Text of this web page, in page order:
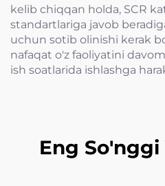
kelib chiqqan holda, SCR
standartlariga javob
uchun sotib olinishi kerak
nafaqat o'z faoliyatini
ish soatlarida ishlashga
Eng